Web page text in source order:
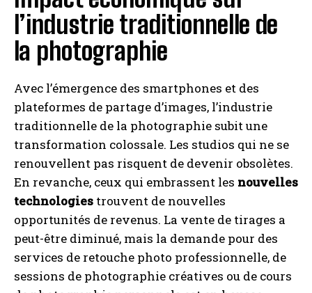
l’industrie traditionnelle de
la photographie
Avec l’émergence des smartphones et des
plateformes de partage d’images, l’industrie
traditionnelle de la photographie subit une
transformation colossale. Les studios qui ne se
renouvellent pas risquent de devenir obsolètes.
En revanche, ceux qui embrassent les nouvelles
technologies trouvent de nouvelles
opportunités de revenus. La vente de tirages a
peut-être diminué, mais la demande pour des
services de retouche photo professionnelle, de
sessions de photographie créatives ou de cours